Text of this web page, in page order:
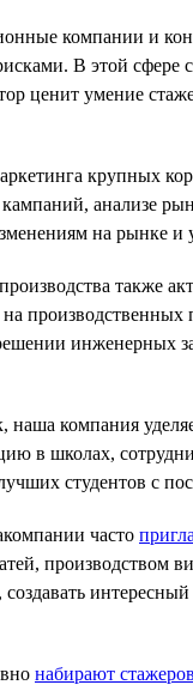
компании и
В этой
ценит умение
крупных
анализе
на рынке
также
инженерных
компания
в школах,
студентов с
часто
производством
набирают стажеров